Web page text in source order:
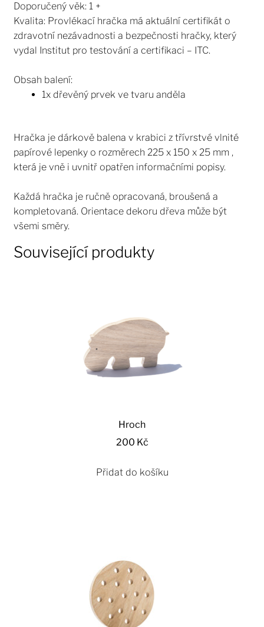
Doporučený věk: 1 +
Kvalita: Provlékací hračka má aktuální certifikát o
zdravotní nezávadnosti a bezpečnosti hračky, který
vydal Institut pro testování a certifikaci – ITC.
Obsah balení:
1x dřevěný prvek ve tvaru anděla
Hračka je dárkově balena v krabici z třívrstvé vlnité
papírové lepenky o rozměrech 225 x 150 x 25 mm ,
která je vně i uvnitř opatřen informačními popisy.
Každá hračka je ručně opracovaná, broušená a
kompletovaná. Orientace dekoru dřeva může být
všemi směry.
Související produkty
Hroch
200 Kč
Přidat do košíku